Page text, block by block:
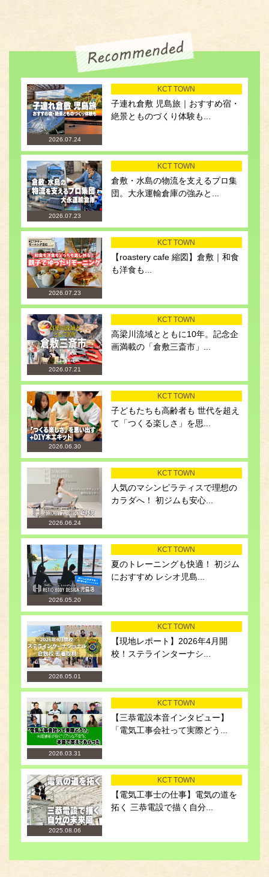
2026.07.24
KCT TOWN
子連れ倉敷 児島旅｜おすすめ宿・
絶景とものづくり体験も...
2026.07.23
KCT TOWN
倉敷・水島の物流を支えるプロ集
団。大永運輸倉庫の強みと...
2026.07.23
KCT TOWN
【roastery cafe 縮図】倉敷｜和食
も洋食も...
2026.07.21
KCT TOWN
高梁川流域とともに10年。記念企
画満載の「倉敷三斎市」...
2026.06.30
KCT TOWN
子どもたちも高齢者も 世代を超え
て「つくる楽しさ」を思...
2026.06.24
KCT TOWN
人気のマシンピラティスで理想の
カラダへ！ 初ジムも安心...
2026.05.20
KCT TOWN
夏のトレーニングも快適！ 初ジム
におすすめ レシオ児島...
2026.05.01
KCT TOWN
【現地レポート】2026年4月開
校！ステラインターナシ...
2026.03.31
KCT TOWN
【三恭電設本音インタビュー】
「電気工事会社って実際どう...
2025.08.06
KCT TOWN
【電気工事士の仕事】電気の道を
拓く 三恭電設で描く自分...